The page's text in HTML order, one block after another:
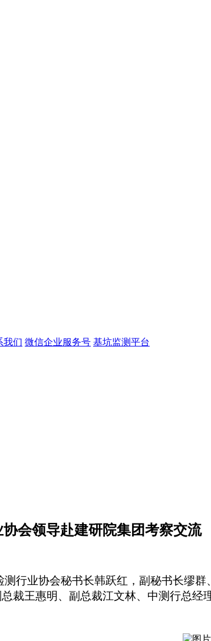
我们 微信企业服务号 基坑监测平台
会领导赴建研院集团考察交流
测行业协会秘书长韩跃红，副秘书长缪
裁王惠明、副总裁江文林、中测行总经